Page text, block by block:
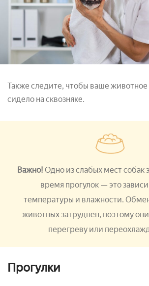
Также следите, чтобы ваше животное
сидело на сквозняке.
Важно! Одно из слабых мест собак
время прогулок — это
температуры и влажности.
животных затруднен, поэтому
перегреву или
Прогулки